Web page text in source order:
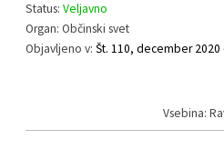
Status: Veljavno
Organ: Občinski svet
Objavljeno v: Št. 110, december 2020
Vsebina: